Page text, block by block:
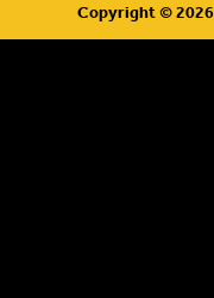
Copyright © 2026